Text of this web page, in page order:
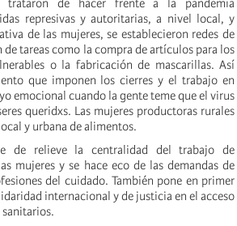
trataron de hacer frente a la pandemia
represivas y autoritarias, a nivel local, y
de las mujeres, se establecieron redes de
de tareas como la compra de artículos para los
o la fabricación de mascarillas. Así
que imponen los cierres y el trabajo en
emocional cuando la gente teme que el virus
queridxs. Las mujeres productoras rurales
y urbana de alimentos.
de relieve la centralidad del trabajo de
mujeres y se hace eco de las demandas de
del cuidado. También pone en primer
internacional y de justicia en el acceso
sanitarios.